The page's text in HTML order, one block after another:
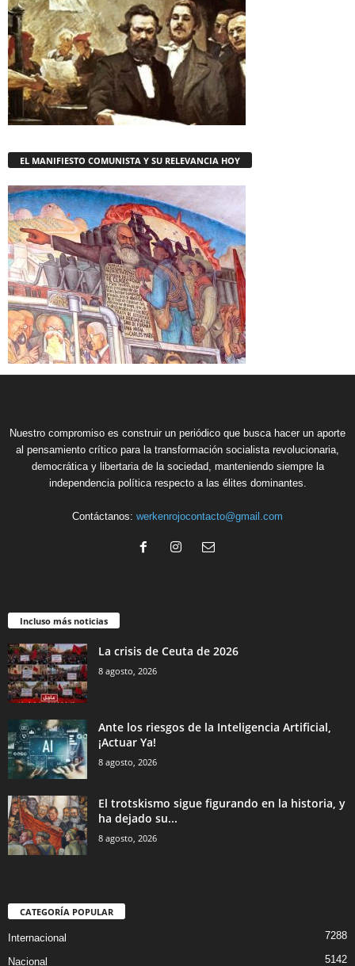
EL MANIFIESTO COMUNISTA Y SU RELEVANCIA HOY
Nuestro compromiso es construir un periódico que busca hacer un aporte
al pensamiento crítico para la transformación socialista revolucionaria,
democrática y libertaria de la sociedad, manteniendo siempre la
independencia política respecto a las élites dominantes.
Contáctanos: werkenrojocontacto@gmail.com
Incluso más noticias
La crisis de Ceuta de 2026
8 agosto, 2026
Ante los riesgos de la Inteligencia Artificial,
¡Actuar Ya!
8 agosto, 2026
El trotskismo sigue figurando en la historia, y
ha dejado su...
8 agosto, 2026
CATEGORÍA POPULAR
Internacional 7288
Nacional 5142